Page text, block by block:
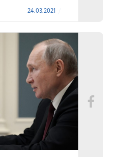
24.03.2021